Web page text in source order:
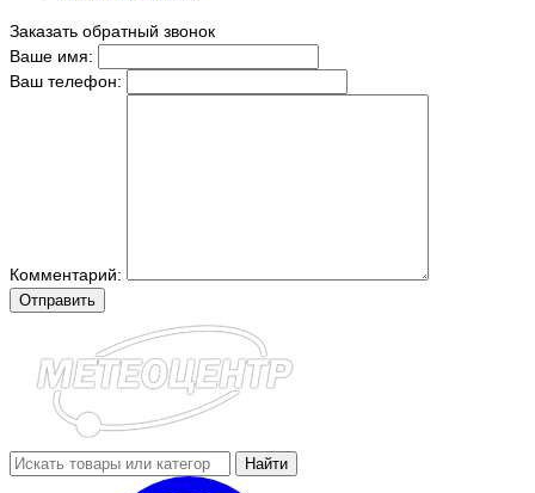
Заказать обратный звонок
Ваше имя:
Ваш телефон:
Комментарий:
Отправить
Найти